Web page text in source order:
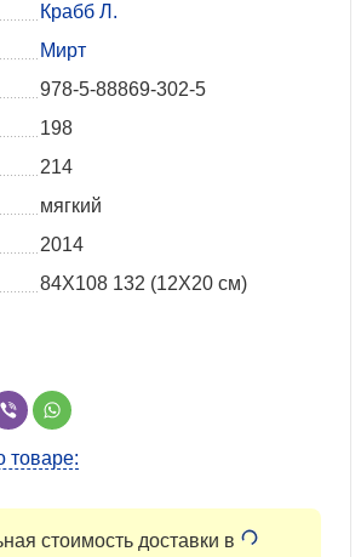
Крабб Л.
Мирт
978-5-88869-302-5
198
214
мягкий
2014
84Х108 132 (12Х20 см)
товаре:
стоимость доставки в